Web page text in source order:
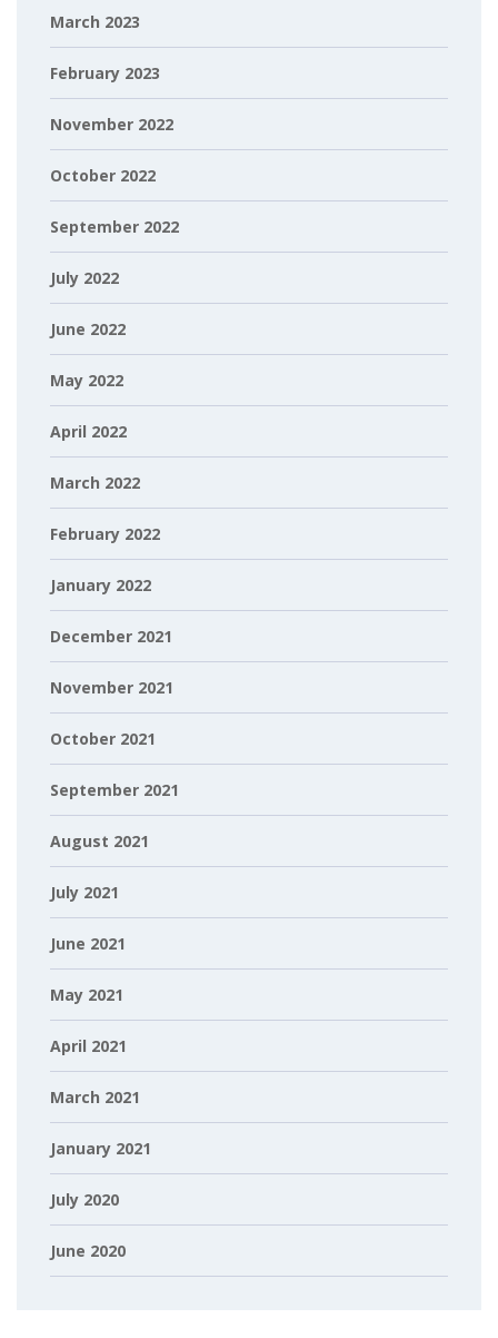
March 2023
February 2023
November 2022
October 2022
September 2022
July 2022
June 2022
May 2022
April 2022
March 2022
February 2022
January 2022
December 2021
November 2021
October 2021
September 2021
August 2021
July 2021
June 2021
May 2021
April 2021
March 2021
January 2021
July 2020
June 2020